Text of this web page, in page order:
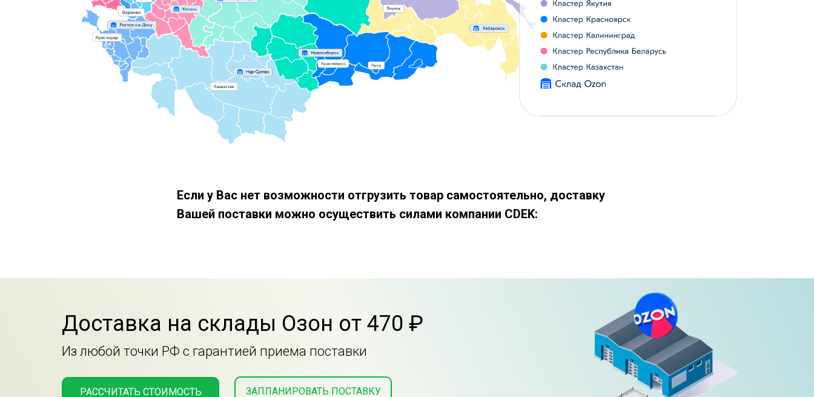
Если у Вас нет возможности отгрузить товар самостоятельно, доставку
Вашей поставки можно осуществить силами компании CDEK:
Доставка на склады Озон от 470 ₽
РАССЧИТАТЬ СТОИМОСТЬ
Из любой точки РФ с гарантией приема поставки
ЗАПЛАНИРОВАТЬ ПОСТАВКУ